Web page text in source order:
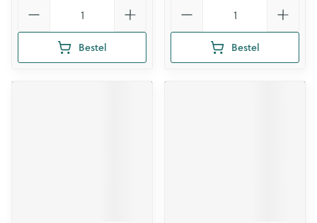
Bestel Bestel